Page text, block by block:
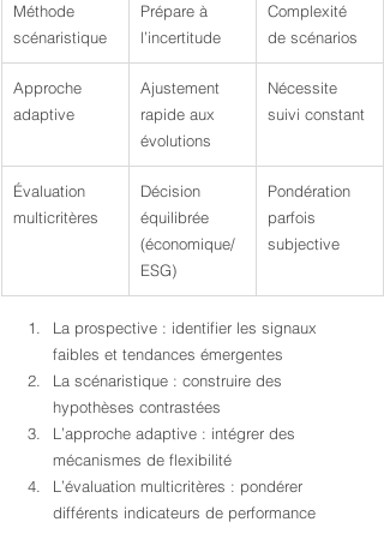
Méthode
scénaristique
Prépare à
l’incertitude
Complexité
de scénarios
Approche
adaptive
Ajustement
rapide aux
évolutions
Nécessite
suivi constant
Évaluation
multicritères
Décision
équilibrée
(économique/
ESG)
Pondération
parfois
subjective
La prospective : identifier les signaux
faibles et tendances émergentes
La scénaristique : construire des
hypothèses contrastées
L’approche adaptive : intégrer des
mécanismes de flexibilité
L’évaluation multicritères : pondérer
différents indicateurs de performance